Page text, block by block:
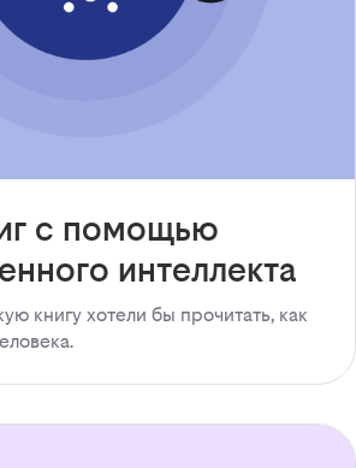
с помощью
интеллекта
книгу хотели бы прочитать, как